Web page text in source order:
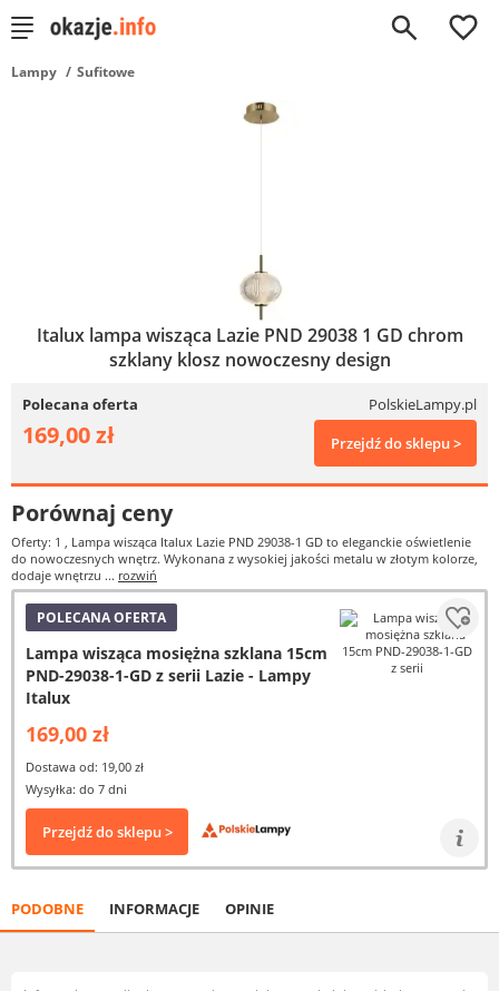
0
Lampy Sufitowe
Italux lampa wisząca Lazie PND 29038 1 GD chrom
szklany klosz nowoczesny design
Polecana oferta PolskieLampy.pl
169,00 zł Przejdź do sklepu >
Porównaj ceny
Oferty: 1 , Lampa wisząca Italux Lazie PND 29038-1 GD to eleganckie oświetlenie
do nowoczesnych wnętrz. Wykonana z wysokiej jakości metalu w złotym kolorze,
dodaje wnętrzu ... rozwiń
POLECANA OFERTA
Lampa wisząca mosiężna szklana 15cm
PND-29038-1-GD z serii Lazie - Lampy
Italux
169,00 zł
Dostawa od: 19,00 zł
Wysyłka: do 7 dni
Przejdź do sklepu >
PODOBNE INFORMACJE OPINIE